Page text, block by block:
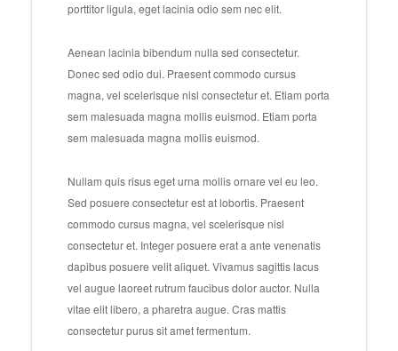
porttitor ligula, eget lacinia odio sem nec elit.
Aenean lacinia bibendum nulla sed consectetur.
Donec sed odio dui. Praesent commodo cursus
magna, vel scelerisque nisl consectetur et. Etiam porta
sem malesuada magna mollis euismod. Etiam porta
sem malesuada magna mollis euismod.
Nullam quis risus eget urna mollis ornare vel eu leo.
Sed posuere consectetur est at lobortis. Praesent
commodo cursus magna, vel scelerisque nisl
consectetur et. Integer posuere erat a ante venenatis
dapibus posuere velit aliquet. Vivamus sagittis lacus
vel augue laoreet rutrum faucibus dolor auctor. Nulla
vitae elit libero, a pharetra augue. Cras mattis
consectetur purus sit amet fermentum.